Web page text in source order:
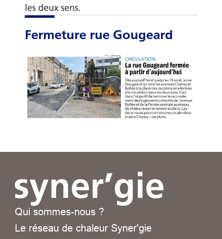
les deux sens.
Fermeture rue Gougeard
Qui sommes-nous ?
Le réseau de chaleur Syner'gie